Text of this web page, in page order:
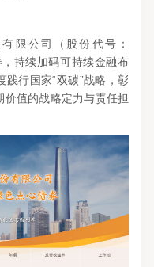
限公司（股份代号：
持续加码可持续金融布
践行国家“双碳”战略，彰
值的战略定力与责任担